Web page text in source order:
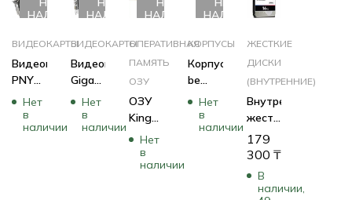
НАЛИЧИИ
ВИДЕОКАРТЫ
Видеокарта
PNY
RTX
3070
8GB
Нет
в
наличии
НАЛИЧИИ
ВИДЕОКАРТЫ
Видеокарта
Gigabyte
RTX
4060
D6 8G
Нет
в
наличии
НАЛИЧИИ
ОПЕРАТИВНАЯ
ПАМЯТЬ
ОЗУ
ОЗУ
Kingston
KF436C16RBAK2/16
(DIMM,
DDR4,
Нет
в
наличии
НАЛИЧИИ
КОРПУСЫ
Корпус
be
quiet!
PURE
BASE
Нет
в
наличии
ЖЕСТКИЕ
ДИСКИ
(ВНУТРЕННИЕ)
Внутренний
жесткий
диск
Western
Ultrastar
179
300 ₸
В
наличии,